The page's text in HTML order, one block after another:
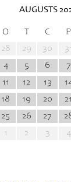
AUGUSTS
O T C P
28 29 30 31
4 5 6 7
11 12 13
18 19 20 21
25 26 27
1 2 3 4